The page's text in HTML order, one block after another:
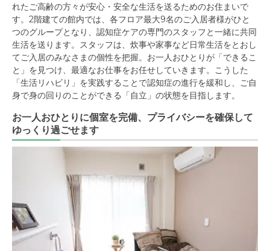
れたご高齢の方々が安心・安全な生活を送るためのお住まいで
す。2階建ての館内では、各フロア最大9名のご入居者様がひと
つのグループとなり、認知症ケアの専門のスタッフと一緒に共同
生活を送ります。スタッフは、炊事や家事など日常生活をとおし
てご入居のみなさまの個性を把握。お一人おひとりが「できるこ
と」を見つけ、最適なお仕事をお任せしていきます。こうした
「生活リハビリ」を実践することで認知症の進行を緩和し、ご自
身で身の回りのことができる「自立」の状態を目指します。
お一人おひとりに個室を完備、プライバシーを確保して
ゆっくり過ごせます